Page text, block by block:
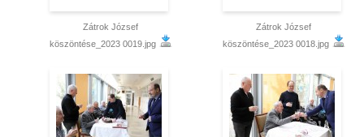
Zátrok József
köszöntése_2023 0019.jpg
Zátrok József
köszöntése_2023 0018.jpg